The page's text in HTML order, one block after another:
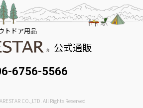
トドア用品
公式通販
6756-5566
CO.,LTD. All Rights Reserved